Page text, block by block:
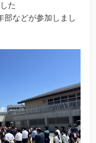
た
部などが参加しまし